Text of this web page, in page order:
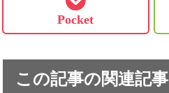
Pocket
この記事の関連記事